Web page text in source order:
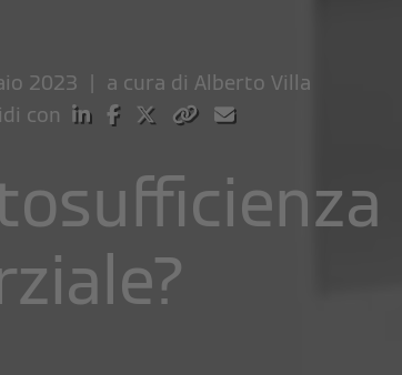
2023 | a cura di Alberto Villa
con